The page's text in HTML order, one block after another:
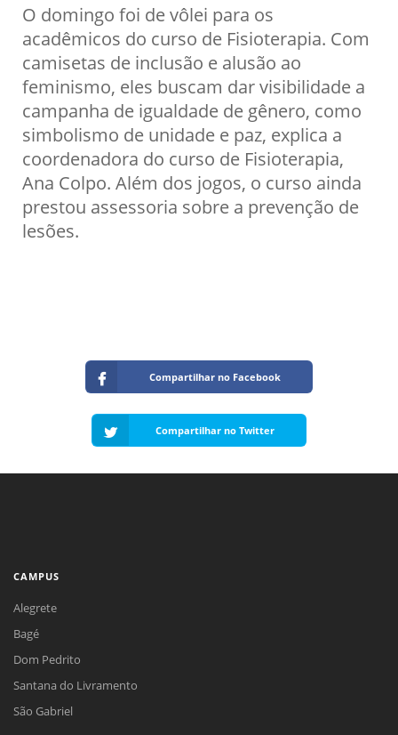
O domingo foi de vôlei para os
acadêmicos do curso de Fisioterapia. Com
camisetas de inclusão e alusão ao
feminismo, eles buscam dar visibilidade a
campanha de igualdade de gênero, como
simbolismo de unidade e paz, explica a
coordenadora do curso de Fisioterapia,
Ana Colpo. Além dos jogos, o curso ainda
prestou assessoria sobre a prevenção de
lesões.
Compartilhar no Facebook
Compartilhar no Twitter
CAMPUS
Alegrete
Bagé
Dom Pedrito
Santana do Livramento
São Gabriel